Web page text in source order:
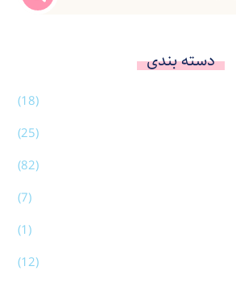
دسته بندی
(18)
(25)
(82)
(7)
(1)
(12)